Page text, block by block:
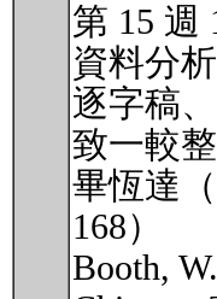
第 15 週
資料分
逐字稿
致一較
畢恆達
168）
Booth,